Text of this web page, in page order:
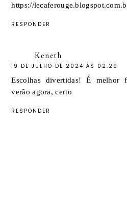
https://
RESPONDER
Keneth
19 DE JULHO DE 2024 ÀS 02:29
Escolhas divertidas! É melhor
verão agora, certo
RESPONDER